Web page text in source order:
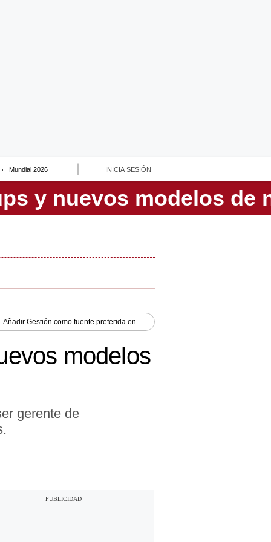
Mundial 2026 INICIA SESIÓN
Añadir Gestión como fuente preferida en
modelos
gerente de